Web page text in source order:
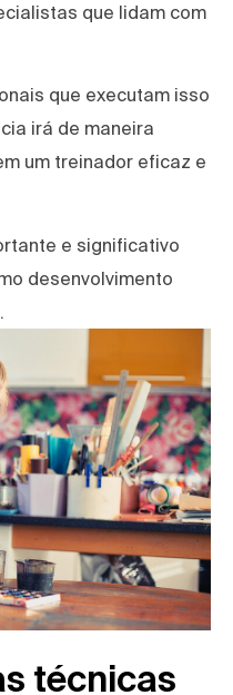
que lidam com
que executam isso
irá de maneira
um treinador eficaz e
e significativo
desenvolvimento
técnicas